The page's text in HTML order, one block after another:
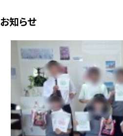
お知らせ